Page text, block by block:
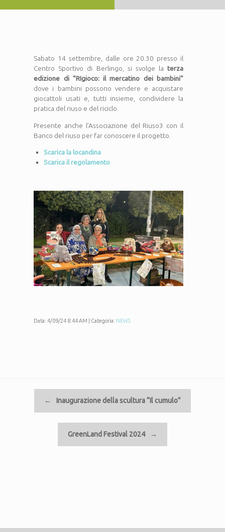
Sabato 14 settembre, dalle ore 20.30 presso il
Centro Sportivo di Berlingo, si svolge laterza
edizione di “RIgioco: il mercatino dei bambini”
dove i bambini possono vendere e acquistare
giocattoli usati e, tutti insieme, condividere la
pratica del riuso e del riciclo.
Presente anche l’Associazione del Riuso3 con il
Banco del riuso per far conoscere il progetto.
Scarica la locandina
Scarica il regolamento
Data: 4/09/24 8:44 AM | Categoria: NEWS
←
Inaugurazione della scultura “Il cumulo”
GreenLand Festival 2024 →